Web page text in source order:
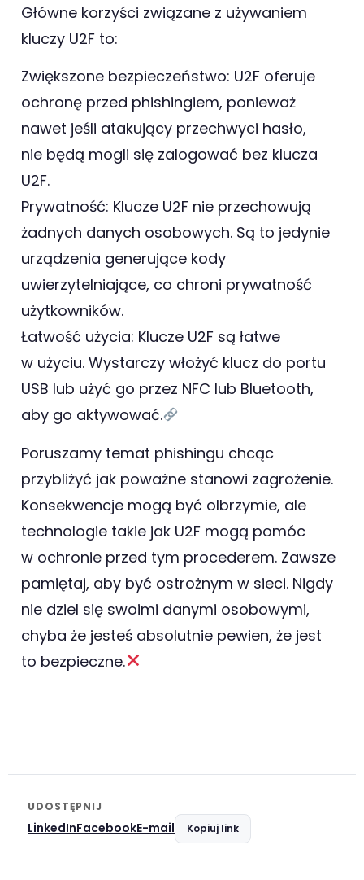
Główne korzyści związane z używaniem
kluczy U2F to:
Zwiększone bezpieczeństwo: U2F oferuje
ochronę przed phishingiem, ponieważ
nawet jeśli atakujący przechwyci hasło,
nie będą mogli się zalogować bez klucza
U2F.
Prywatność: Klucze U2F nie przechowują
żadnych danych osobowych. Są to jedynie
urządzenia generujące kody
uwierzytelniające, co chroni prywatność
użytkowników.
Łatwość użycia: Klucze U2F są łatwe
w użyciu. Wystarczy włożyć klucz do portu
USB lub użyć go przez NFC lub Bluetooth,
aby go aktywować.
Poruszamy temat phishingu chcąc
przybliżyć jak poważne stanowi zagrożenie.
Konsekwencje mogą być olbrzymie, ale
technologie takie jak U2F mogą pomóc
w ochronie przed tym procederem. Zawsze
pamiętaj, aby być ostrożnym w sieci. Nigdy
nie dziel się swoimi danymi osobowymi,
chyba że jesteś absolutnie pewien, że jest
to bezpieczne.
UDOSTĘPNIJ
LinkedInFacebookE-mail Kopiuj link